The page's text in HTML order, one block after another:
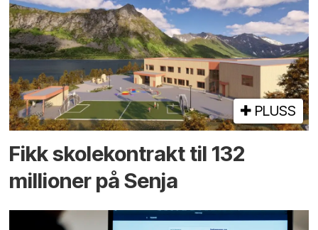
PLUSS
Fikk skole­kontrakt til 132
millioner på Senja